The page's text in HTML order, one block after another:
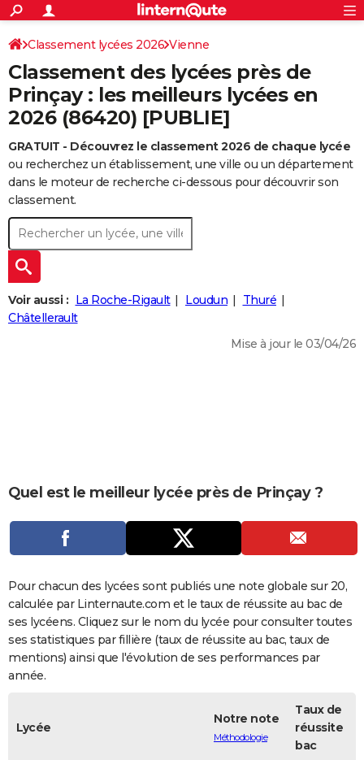
ACTUALITÉS
Politique
Société
Faits Divers
Education
Monde
Villes
+
SPORT
Coupe du monde 2026
Football
Tennis
Cyclisme
Rugby
Forum
CULTURE
Programme TV
TNT
Streaming
Cinéma
Sorties cinéma
Musique
+
FINANCE
Retraite
Impôts
Epargne
Immobilier
Risques naturels par ville
Banque
Assurance
Crédit
AUTO
Essais
Réserver un essai
Citadines
Berlines
SUV
Forum auto
+
HIGH-TECH
BRICOLAGE
Forum
Aménagement intérieur
Extérieur
Cuisine
Salle de bains
Jardinage
Rangement
+WEEK-END
Guides de France
Escapades
Patrimoine
Expositions
Musées
Week-end nature
+
LIFESTYLE
Art de vivre
Bien-être
Loisirs
Mode
Modes de vie
+SANTE
Dictionnaire
Biographies
Expressions
Proverbes
PROGRAMME TV
COPAINS D'AVANT
S'inscrire
Se connecter
Lycées
Collèges
Primaires
Universités
Entreprises
Service militaire
Avis de recherche
AVIS DE DÉCÈS
FORUM
Bricolage
Lifestyle
Culture
Sport
Auto
Television
Voyage
Cinema
S'inscrire
Connexion
Classement lycées 2026 Vienne
Classement des lycées près de
Prinçay : les meilleurs lycées en
2026 (86420) [PUBLIE]
GRATUIT - Découvrez le classement 2026 de chaque lycée
ou recherchez un établissement, une ville ou un département
dans le moteur de recherche ci-dessous pour découvrir son
classement.
Voir aussi : La Roche-Rigault Loudun
Thuré
Châtellerault
Mise à jour le 03/04/26
Quel est le meilleur lycée près de Prinçay ?
Pour chacun des lycées sont publiés une note globale sur 20,
calculée par Linternaute.com et le taux de réussite au bac de
ses lycéens. Cliquez sur le nom du lycée pour consulter toutes
ses statistiques par fillière (taux de réussite au bac, taux de
mentions) ainsi que l'évolution de ses performances par
année.
Lycée
Notre note
Méthodologie
Taux de
réussite
bac